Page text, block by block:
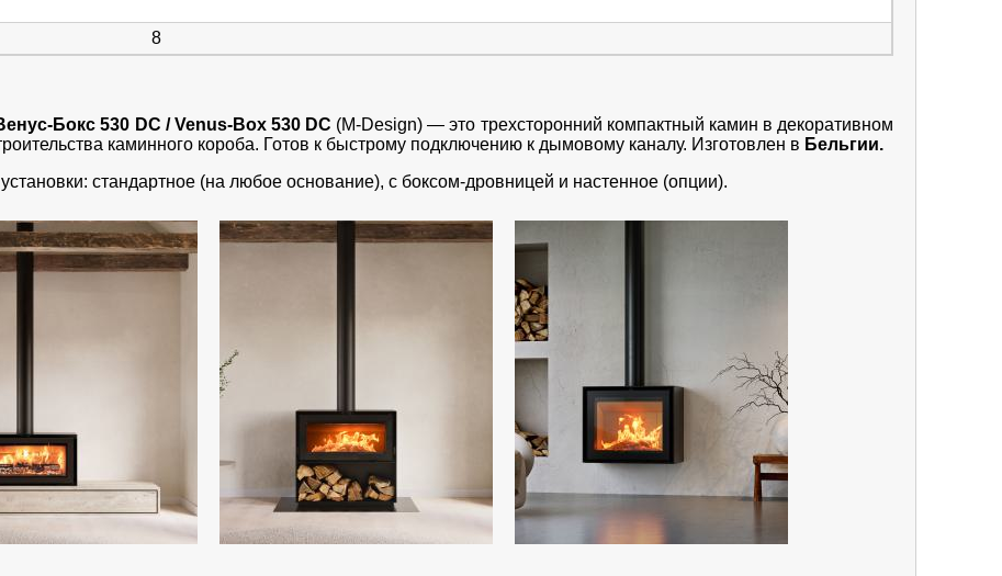
8
Бокс 530 DC / Venus-Box 530 DC (M-Design) — это трехсторонний компактный камин в декоративном
каминного короба. Готов к быстрому подключению к дымовому каналу. Изготовлен в Бельгии.
стандартное (на любое основание), с боксом-дровницей и настенное (опции).